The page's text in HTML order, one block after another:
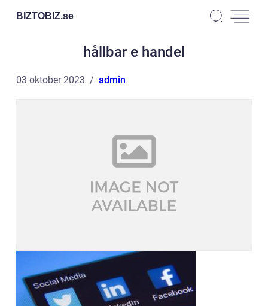
BIZTOBIZ.se
hållbar e handel
03 oktober 2023 admin